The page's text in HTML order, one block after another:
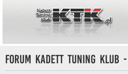
Forum Kadett Tuning Klub